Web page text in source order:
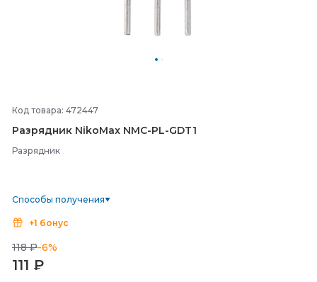
Код товара: 472447
Разрядник NikoMax NMC-PL-GDT1
Разрядник
Способы получения
+1 бонус
118 ₽-6%
111 ₽